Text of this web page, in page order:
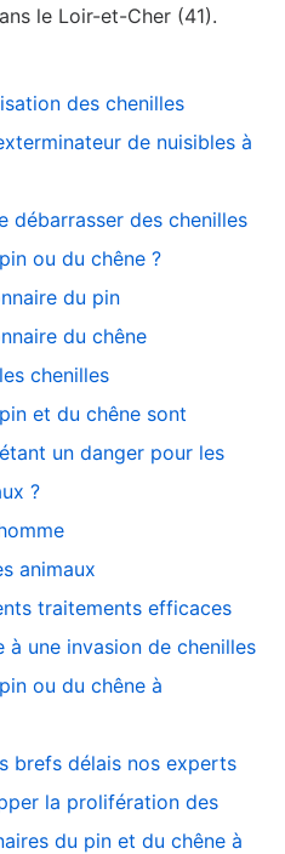
le Loir-et-Cher (41).
des chenilles
de nuisibles à
débarrasser des chenilles
ou du chêne ?
du pin
du chêne
chenilles
et du chêne sont
un danger pour les
?
animaux
traitements efficaces
une invasion de chenilles
ou du chêne à
brefs délais nos experts
la prolifération des
du pin et du chêne à